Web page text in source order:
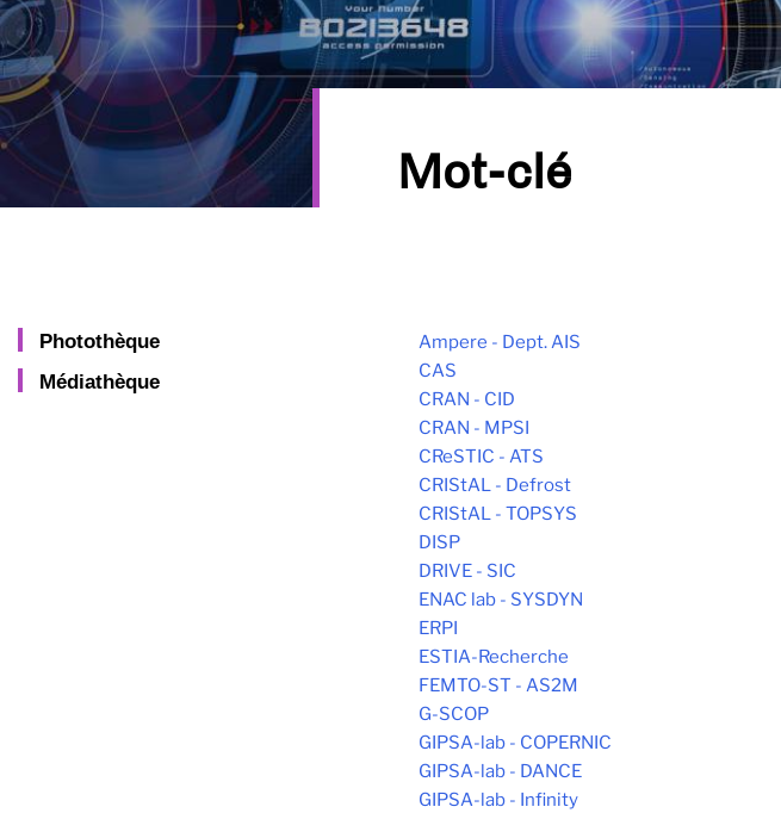
Mot-clé
Photothèque
Médiathèque
Ampere - Dept. AIS
CAS
CRAN - CID
CRAN - MPSI
CReSTIC - ATS
CRIStAL - Defrost
CRIStAL - TOPSYS
DISP
DRIVE - SIC
ENAC lab - SYSDYN
ERPI
ESTIA-Recherche
FEMTO-ST - AS2M
G-SCOP
GIPSA-lab - COPERNIC
GIPSA-lab - DANCE
GIPSA-lab - Infinity